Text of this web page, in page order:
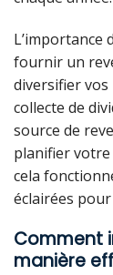
L’importance
fournir un
diversifier vos
collecte de
source de
planifier votre
cela
éclairées
Comment
manière